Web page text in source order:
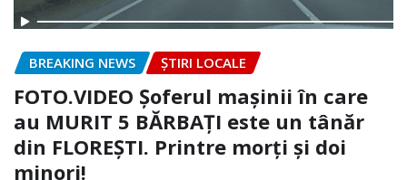
BREAKING NEWS ȘTIRI LOCALE
FOTO.VIDEO Șoferul mașinii în care
au MURIT 5 BĂRBAȚI este un tânăr
din FLOREȘTI. Printre morți și doi
minori!